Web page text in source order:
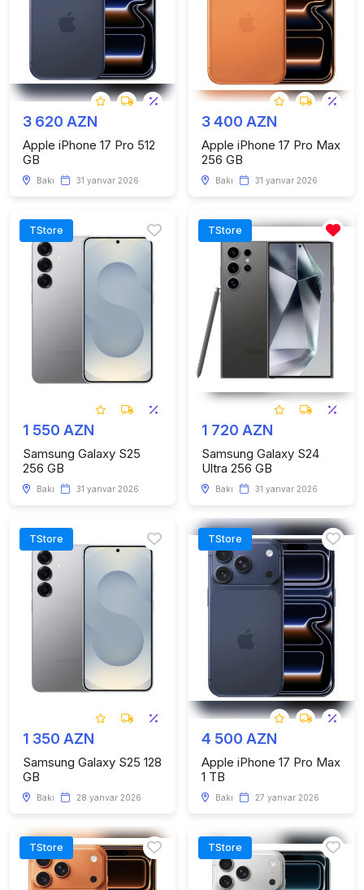
3 620 AZN
Apple iPhone 17 Pro 512
GB
Bakı 31 yanvar 2026
3 400 AZN
Apple iPhone 17 Pro Max
256 GB
Bakı 31 yanvar 2026
TStore
1 550 AZN
Samsung Galaxy S25
256 GB
Bakı 31 yanvar 2026
TStore
1 720 AZN
Samsung Galaxy S24
Ultra 256 GB
Bakı 31 yanvar 2026
TStore
1 350 AZN
Samsung Galaxy S25 128
GB
Bakı 28 yanvar 2026
TStore
4 500 AZN
Apple iPhone 17 Pro Max
1 TB
Bakı 27 yanvar 2026
TStore TStore